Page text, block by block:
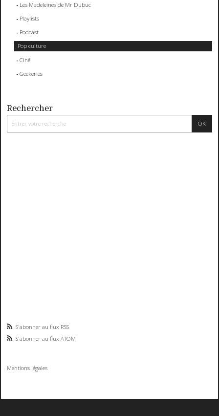
Les Madeleines de Mr Dubuc
Playlists
Podcast
Pop culture
Ciné
Geekeries
Rechercher
S'abonner au flux RSS
S'abonner au flux ATOM
Mentions légales